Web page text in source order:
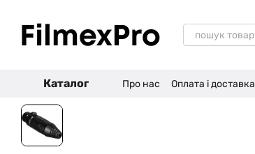
Каталог Про нас Оплата і доставка